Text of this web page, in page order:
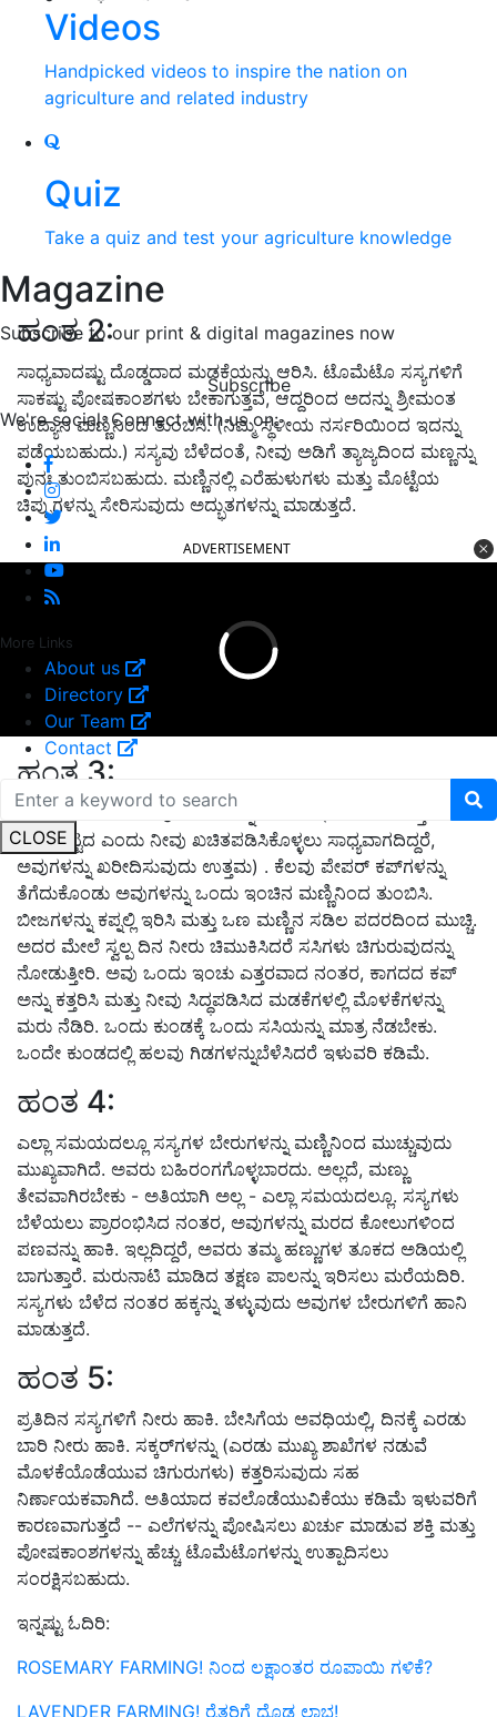
Videos
Handpicked videos to inspire the nation on
agriculture and related industry
Quiz
Take a quiz and test your agriculture knowledge
Magazine
Subscribe to our print & digital magazines now
Subscribe
We're social. Connect with us on:
More Links
About us
Directory
Our Team
Contact
CLOSE
ಹಂತ 2:
ಸಾಧ್ಯವಾದಷ್ಟು ದೊಡ್ಡದಾದ ಮಡಕೆಯನ್ನು ಆರಿಸಿ. ಟೊಮೆಟೊ ಸಸ್ಯಗಳಿಗೆ
ಸಾಕಷ್ಟು ಪೋಷಕಾಂಶಗಳು ಬೇಕಾಗುತ್ತವೆ, ಆದ್ದರಿಂದ ಅದನ್ನು ಶ್ರೀಮಂತ
ಉದ್ಯಾನ ಮಣ್ಣಿನಿಂದ ತುಂಬಿಸಿ. (ನಿಮ್ಮ ಸ್ಥಳೀಯ ನರ್ಸರಿಯಿಂದ ಇದನ್ನು
ಪಡೆಯಬಹುದು.) ಸಸ್ಯವು ಬೆಳೆದಂತೆ, ನೀವು ಅಡಿಗೆ ತ್ಯಾಜ್ಯದಿಂದ ಮಣ್ಣನ್ನು
ಪುನಃ ತುಂಬಿಸಬಹುದು. ಮಣ್ಣಿನಲ್ಲಿ ಎರೆಹುಳುಗಳು ಮತ್ತು ಮೊಟ್ಟೆಯ
ಚಿಪ್ಪುಗಳನ್ನು ಸೇರಿಸುವುದು ಅದ್ಭುತಗಳನ್ನು ಮಾಡುತ್ತದೆ.
ADVERTISEMENT
ಹಂತ 3:
ಟೊಮೆಟೊದಿಂದ ಕೆಲವು ಬೀಜಗಳನ್ನು ತೆಗೆಯಿರಿ (ಬೀಜಗಳು ಉತ್ತಮ-
ಗುಣಮಟ್ಟದ ಎಂದು ನೀವು ಖಚಿತಪಡಿಸಿಕೊಳ್ಳಲು ಸಾಧ್ಯವಾಗದಿದ್ದರೆ,
ಅವುಗಳನ್ನು ಖರೀದಿಸುವುದು ಉತ್ತಮ) . ಕೆಲವು ಪೇಪರ್ ಕಪ್‌ಗಳನ್ನು
ತೆಗೆದುಕೊಂಡು ಅವುಗಳನ್ನು ಒಂದು ಇಂಚಿನ ಮಣ್ಣಿನಿಂದ ತುಂಬಿಸಿ.
ಬೀಜಗಳನ್ನು ಕಪ್ನಲ್ಲಿ ಇರಿಸಿ ಮತ್ತು ಒಣ ಮಣ್ಣಿನ ಸಡಿಲ ಪದರದಿಂದ ಮುಚ್ಚಿ.
ಅದರ ಮೇಲೆ ಸ್ವಲ್ಪ ದಿನ ನೀರು ಚಿಮುಕಿಸಿದರೆ ಸಸಿಗಳು ಚಿಗುರುವುದನ್ನು
ನೋಡುತ್ತೀರಿ. ಅವು ಒಂದು ಇಂಚು ಎತ್ತರವಾದ ನಂತರ, ಕಾಗದದ ಕಪ್
ಅನ್ನು ಕತ್ತರಿಸಿ ಮತ್ತು ನೀವು ಸಿದ್ಧಪಡಿಸಿದ ಮಡಕೆಗಳಲ್ಲಿ ಮೊಳಕೆಗಳನ್ನು
ಮರು ನೆಡಿರಿ. ಒಂದು ಕುಂಡಕ್ಕೆ ಒಂದು ಸಸಿಯನ್ನು ಮಾತ್ರ ನೆಡಬೇಕು.
ಒಂದೇ ಕುಂಡದಲ್ಲಿ ಹಲವು ಗಿಡಗಳನ್ನುಬೆಳೆಸಿದರೆ ಇಳುವರಿ ಕಡಿಮೆ.
ಹಂತ 4:
ಎಲ್ಲಾ ಸಮಯದಲ್ಲೂ ಸಸ್ಯಗಳ ಬೇರುಗಳನ್ನು ಮಣ್ಣಿನಿಂದ ಮುಚ್ಚುವುದು
ಮುಖ್ಯವಾಗಿದೆ. ಅವರು ಬಹಿರಂಗಗೊಳ್ಳಬಾರದು. ಅಲ್ಲದೆ, ಮಣ್ಣು
ತೇವವಾಗಿರಬೇಕು - ಅತಿಯಾಗಿ ಅಲ್ಲ - ಎಲ್ಲಾ ಸಮಯದಲ್ಲೂ. ಸಸ್ಯಗಳು
ಬೆಳೆಯಲು ಪ್ರಾರಂಭಿಸಿದ ನಂತರ, ಅವುಗಳನ್ನು ಮರದ ಕೋಲುಗಳಿಂದ
ಪಣವನ್ನು ಹಾಕಿ. ಇಲ್ಲದಿದ್ದರೆ, ಅವರು ತಮ್ಮ ಹಣ್ಣುಗಳ ತೂಕದ ಅಡಿಯಲ್ಲಿ
ಬಾಗುತ್ತಾರೆ. ಮರುನಾಟಿ ಮಾಡಿದ ತಕ್ಷಣ ಪಾಲನ್ನು ಇರಿಸಲು ಮರೆಯದಿರಿ.
ಸಸ್ಯಗಳು ಬೆಳೆದ ನಂತರ ಹಕ್ಕನ್ನು ತಳ್ಳುವುದು ಅವುಗಳ ಬೇರುಗಳಿಗೆ ಹಾನಿ
ಮಾಡುತ್ತದೆ.
ಹಂತ 5:
ಪ್ರತಿದಿನ ಸಸ್ಯಗಳಿಗೆ ನೀರು ಹಾಕಿ. ಬೇಸಿಗೆಯ ಅವಧಿಯಲ್ಲಿ, ದಿನಕ್ಕೆ ಎರಡು
ಬಾರಿ ನೀರು ಹಾಕಿ. ಸಕ್ಕರ್‌ಗಳನ್ನು (ಎರಡು ಮುಖ್ಯ ಶಾಖೆಗಳ ನಡುವೆ
ಮೊಳಕೆಯೊಡೆಯುವ ಚಿಗುರುಗಳು) ಕತ್ತರಿಸುವುದು ಸಹ
ನಿರ್ಣಾಯಕವಾಗಿದೆ. ಅತಿಯಾದ ಕವಲೊಡೆಯುವಿಕೆಯು ಕಡಿಮೆ ಇಳುವರಿಗೆ
ಕಾರಣವಾಗುತ್ತದೆ -- ಎಲೆಗಳನ್ನು ಪೋಷಿಸಲು ಖರ್ಚು ಮಾಡುವ ಶಕ್ತಿ ಮತ್ತು
ಪೋಷಕಾಂಶಗಳನ್ನು ಹೆಚ್ಚು ಟೊಮೆಟೊಗಳನ್ನು ಉತ್ಪಾದಿಸಲು
ಸಂರಕ್ಷಿಸಬಹುದು.
ಇನ್ನಷ್ಟು ಓದಿರಿ:
ROSEMARY FARMING! ನಿಂದ ಲಕ್ಷಾಂತರ ರೂಪಾಯಿ ಗಳಿಕೆ?
LAVENDER FARMING! ರೈತರಿಗೆ ದೊಡ್ಡ ಲಾಭ!